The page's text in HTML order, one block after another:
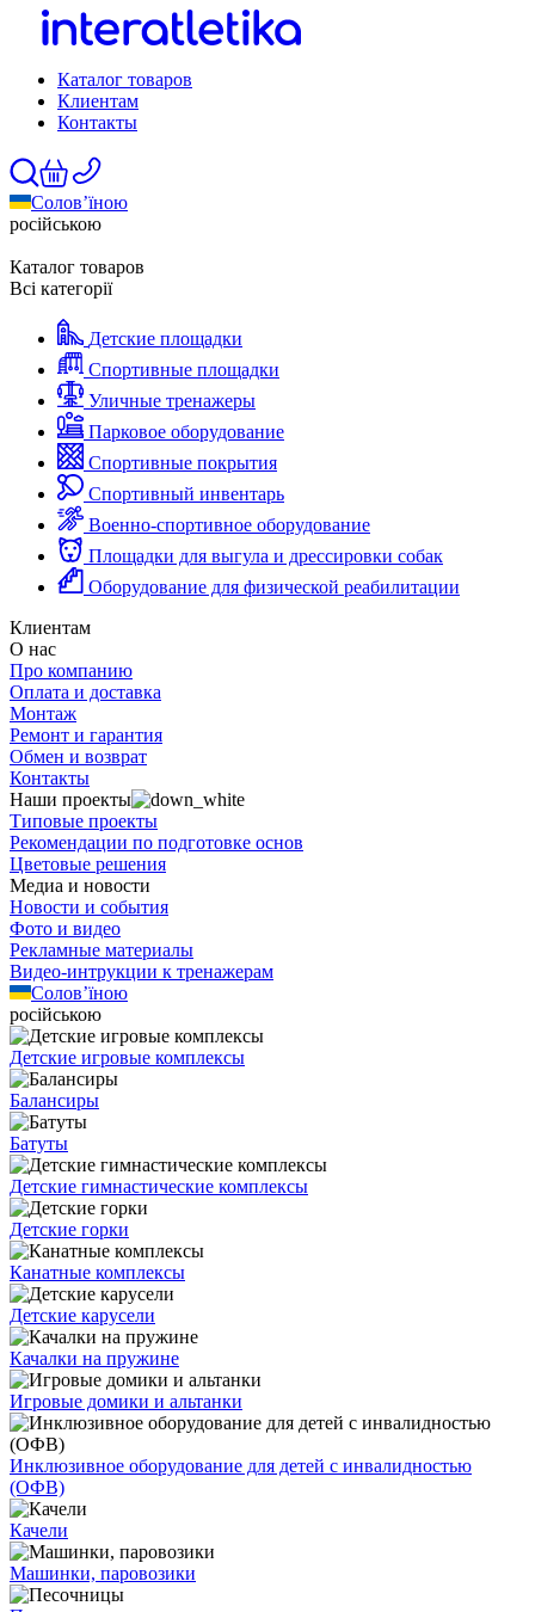
Каталог товаров
Клиентам
Контакты
Солов’їною
російською
Каталог товаров
Всі категорії
Детские площадки
Спортивные площадки
Уличные тренажеры
Парковое оборудование
Спортивные покрытия
Спортивный инвентарь
Военно-спортивное оборудование
Площадки для выгула и дрессировки собак
Оборудование для физической реабилитации
Клиентам
О нас
Про компанию
Оплата и доставка
Монтаж
Ремонт и гарантия
Обмен и возврат
Контакты
Наши проекты
Типовые проекты
Рекомендации по подготовке основ
Цветовые решения
Медиа и новости
Новости и события
Фото и видео
Рекламные материалы
Видео-интрукции к тренажерам
Солов’їною
російською
Детские игровые комплексы
Балансиры
Батуты
Детские гимнастические комплексы
Детские горки
Канатные комплексы
Детские карусели
Качалки на пружине
Игровые домики и альтанки
Инклюзивное оборудование для детей с инвалидностью
(ОФВ)
Качели
Машинки, паровозики